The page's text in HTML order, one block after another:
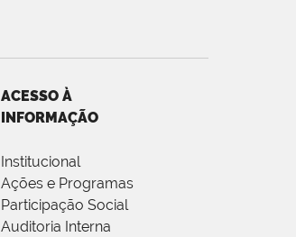
ACESSO À
INFORMAÇÃO
Institucional
Ações e Programas
Participação Social
Auditoria Interna